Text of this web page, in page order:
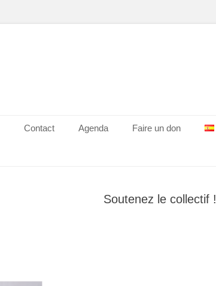
Contact Agenda Faire un don
Soutenez le collectif !